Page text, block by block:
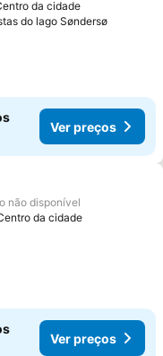
da cidade
do lago SøndersøVer
Ver preços
aos favoritos
não disponível
da cidade
Ver preços